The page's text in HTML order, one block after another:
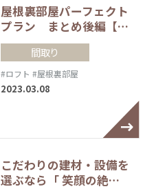
屋根裏部屋パーフェクト
プラン まとめ後編【…
間取り
#ロフト #屋根裏部屋
2023.03.08
こだわりの建材・設備を
選ぶなら「 笑顔の絶…